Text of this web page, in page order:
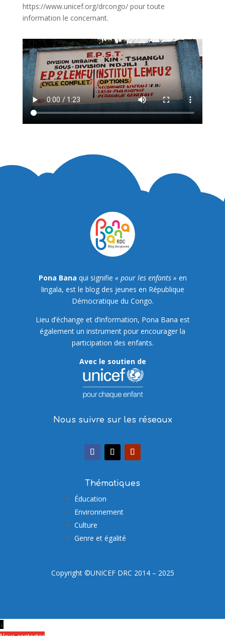
https://www.unicef.org/drcongo/pour toute
information le concernant.
Pona Bana qui signifie « pour les enfants » en
lingala, est le blog des jeunes en République
Démocratique du Congo.
Lieu d’échange et d’information, Pona Bana est
également un instrument pour encourager la
participation des enfants.
Avec le soutien de
Nous suivre sur les réseaux
Thématiques
Éducation
Environnement
Culture
Genre et égalité
Copyright ©UNICEF DRC 2014 – 2025
↓